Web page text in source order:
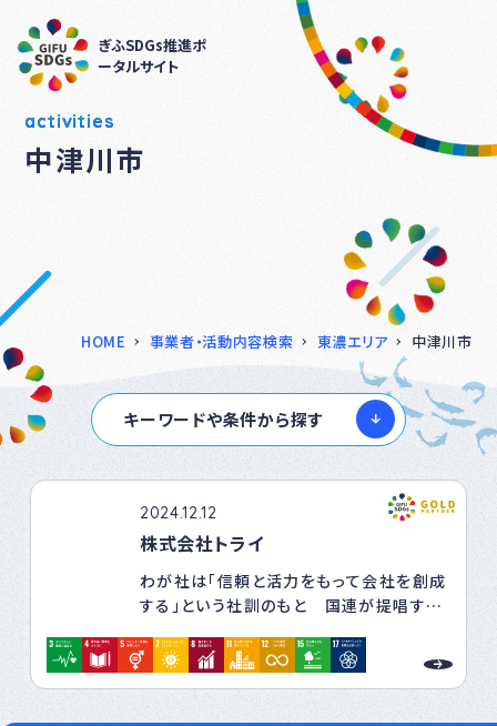
ぎふSDGs推進ポ
ータルサイト
activities
中津川市
HOME 事業者・活動内容検索 東濃エリア 中津川市
キーワードや条件から探す
2024.12.12
株式会社トライ
わが社は「信頼と活力をもって会社を創成
する」という社訓のもと 国連が提唱する
社会課題の解決に取り組みＳＤＧｓ達成に
貢献します